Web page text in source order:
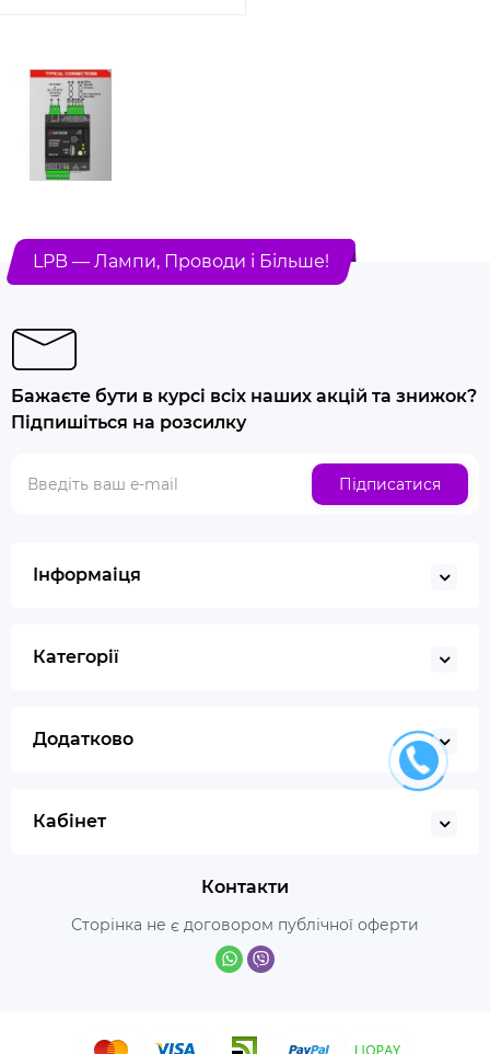
LPB — Лампи, Проводи і Більше!
Бажаєте бути в курсі всіх наших акцій та знижок?
Підпишіться на розсилку
Підписатися
Інформаіця
Категорії
Додатково
Кабінет
Контакти
Сторінка не є договором публічної оферти